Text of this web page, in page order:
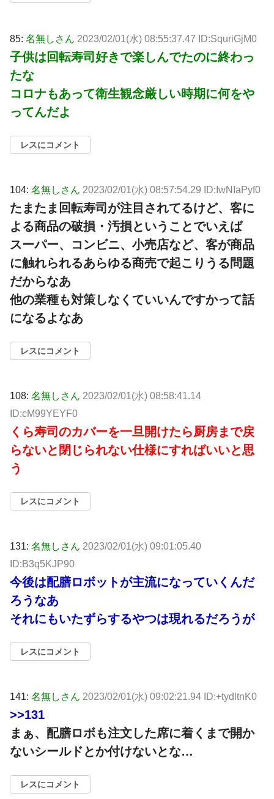
85: 名無しさん 2023/02/01(水) 08:55:37.47 ID:SquriGjM0
子供は回転寿司好きで楽しんでたのに終わっ
たな
コロナもあって衛生観念厳しい時期に何をや
ってんだよ
レスにコメント
104: 名無しさん 2023/02/01(水) 08:57:54.29 ID:IwNIaPyf0
たまたま回転寿司が注目されてるけど、客に
よる商品の破損・汚損ということでいえば
スーパー、コンビニ、小売店など、客が商品
に触れられるあらゆる商売で起こりうる問題
だからなあ
他の業種も対策しなくていいんですかって話
になるよなあ
レスにコメント
108: 名無しさん 2023/02/01(水) 08:58:41.14
ID:cM99YEYF0
くら寿司のカバーを一旦開けたら厨房まで戻
らないと閉じられない仕様にすればいいと思
う
レスにコメント
131: 名無しさん 2023/02/01(水) 09:01:05.40
ID:B3q5KJP90
今後は配膳ロボットが主流になっていくんだ
ろうなあ
それにもいたずらするやつは現れるだろうが
レスにコメント
141: 名無しさん 2023/02/01(水) 09:02:21.94 ID:+tydltnK0
>>131
まぁ、配膳ロボも注文した席に着くまで開か
ないシールドとか付けないとな…
レスにコメント